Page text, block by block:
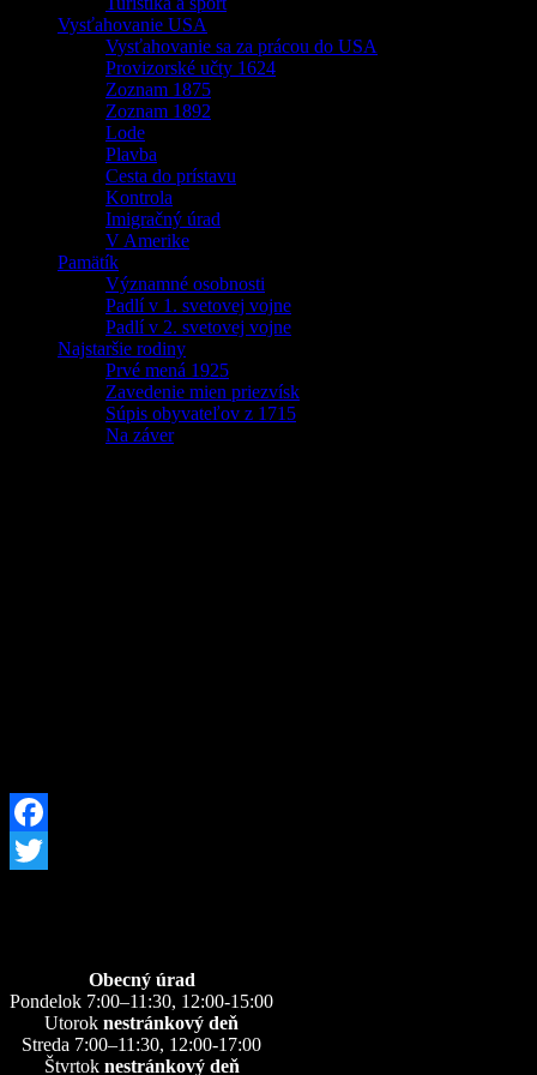
Vysťahovanie USA
Vysťahovanie sa za prácou do USA
Provizorské učty 1624
Zoznam 1875
Zoznam 1892
Lode
Plavba
Cesta do prístavu
Kontrola
Imigračný úrad
V Amerike
Pamätík
Významné osobnosti
Padlí v 1. svetovej vojne
Padlí v 2. svetovej vojne
Najstaršie rodiny
Prvé mená 1925
Zavedenie mien priezvísk
Súpis obyvateľov z 1715
Na záver
Facebook
Obecný úrad
Pondelok 7:00–11:30, 12:00-15:00
Utorok nestránkový deň
Streda 7:00–11:30, 12:00-17:00
Štvrtok nestránkový deň